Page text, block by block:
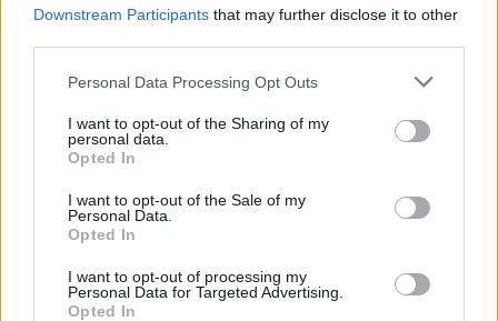
Downstream Participants that may further disclose it to other
Personal Data Processing Opt Outs
I want to opt-out of the Sharing of my
personal data.
Opted In
I want to opt-out of the Sale of my
Personal Data.
Opted In
I want to opt-out of processing my
Personal Data for Targeted Advertising.
Opted In
kilómetros
Zaragozaa 296,34
kilómetros
Teruel
a 349,14 kilómetros
Valenciaa 353,06
Pamplonaa 378,76
kilómetros
San Sebastiána 426,50
kilómetros